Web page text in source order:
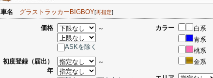
車名 グラストラッカーBIGBOY[再指定]
価格 ～
ASKを除く
初度登録（届出）
年
～
カラー 白系
青系
桃系
金系